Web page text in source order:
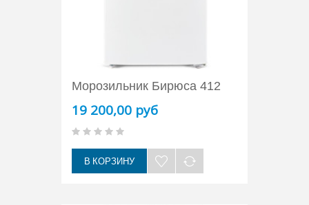
Морозильник Бирюса 412
19 200,00 руб
В КОРЗИНУ